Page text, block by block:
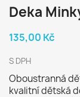
Deka
135,00 Kč
S DPH
Oboustranná
kvalitní dětská